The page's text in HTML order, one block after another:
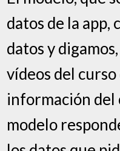
datos de la app,
datos y
vídeos del
información del
modelo